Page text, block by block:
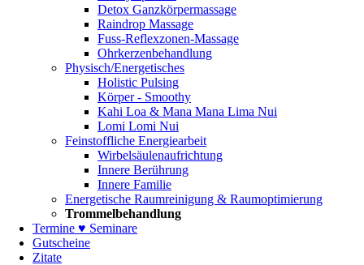
Detox Ganzkörpermassage
Raindrop Massage
Fuss-Reflexzonen-Massage
Ohrkerzenbehandlung
Physisch/Energetisches
Holistic Pulsing
Körper - Smoothy
Kahi Loa & Mana Mana Lima Nui
Lomi Lomi Nui
Feinstoffliche Energiearbeit
Wirbelsäulenaufrichtung
Innere Berührung
Innere Familie
Energetische Raumreinigung & Raumoptimierung
Trommelbehandlung
Termine ♥ Seminare
Gutscheine
Zitate